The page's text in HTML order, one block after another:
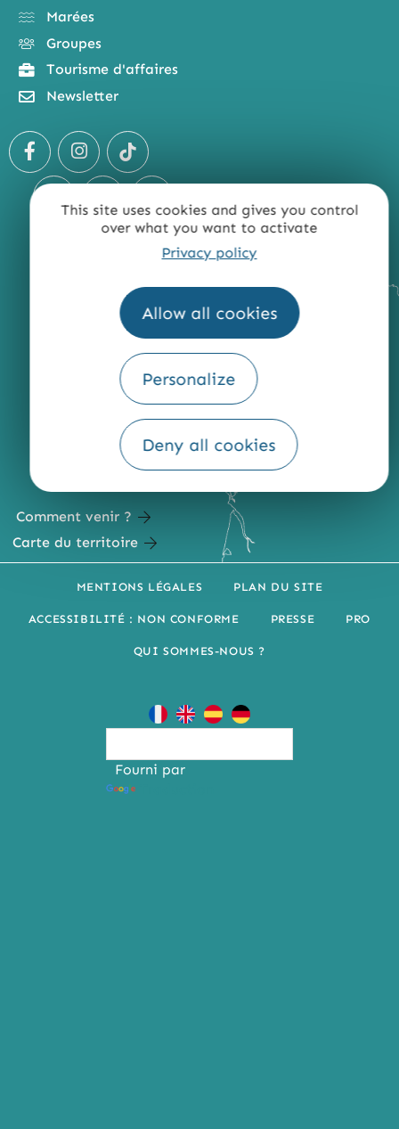
This site uses cookies and gives you control
over what you want to activate
Privacy policy
Allow all cookies
Personalize
Deny all cookies
Marées
Groupes
Tourisme d'affaires
Newsletter
Comment venir ?
Carte du territoire
MENTIONS LÉGALES PLAN DU SITE
ACCESSIBILITÉ : NON CONFORME PRESSE PRO
QUI SOMMES-NOUS ?
Fourni par